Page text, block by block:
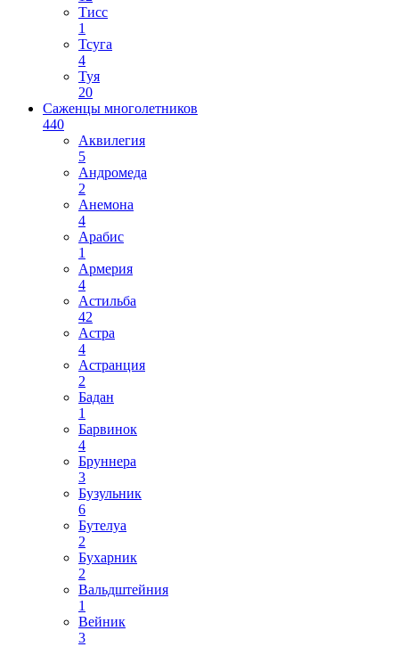
Тисс
1
Тсуга
4
Туя
20
Саженцы многолетников
440
Аквилегия
5
Андромеда
2
Анемона
4
Арабис
1
Армерия
4
Астильба
42
Астра
4
Астранция
2
Бадан
1
Барвинок
4
Бруннера
3
Бузульник
6
Бутелуа
2
Бухарник
2
Вальдштейния
1
Вейник
3